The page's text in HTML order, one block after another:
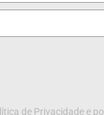
de Privacidade e